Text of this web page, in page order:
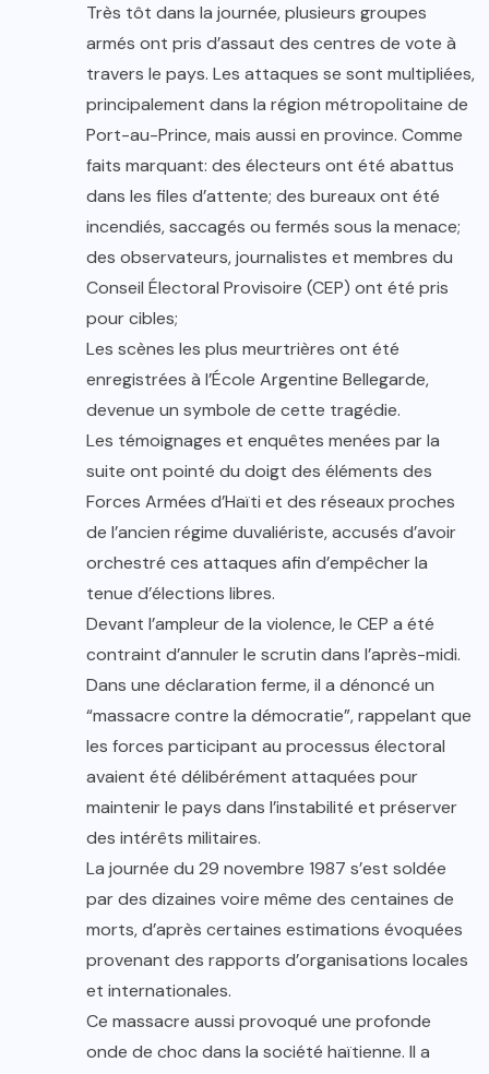
Très tôt dans la journée, plusieurs groupes
armés ont pris d’assaut des centres de vote à
travers le pays. Les attaques se sont multipliées,
principalement dans la région métropolitaine de
Port-au-Prince, mais aussi en province. Comme
faits marquant: des électeurs ont été abattus
dans les files d’attente; des bureaux ont été
incendiés, saccagés ou fermés sous la menace;
des observateurs, journalistes et membres du
Conseil Électoral Provisoire (CEP) ont été pris
pour cibles;
Les scènes les plus meurtrières ont été
enregistrées à l’École Argentine Bellegarde,
devenue un symbole de cette tragédie.
Les témoignages et enquêtes menées par la
suite ont pointé du doigt des éléments des
Forces Armées d’Haïti et des réseaux proches
de l’ancien régime duvaliériste, accusés d’avoir
orchestré ces attaques afin d’empêcher la
tenue d’élections libres.
Devant l’ampleur de la violence, le CEP a été
contraint d’annuler le scrutin dans l’après-midi.
Dans une déclaration ferme, il a dénoncé un
“massacre contre la démocratie”, rappelant que
les forces participant au processus électoral
avaient été délibérément attaquées pour
maintenir le pays dans l’instabilité et préserver
des intérêts militaires.
La journée du 29 novembre 1987 s’est soldée
par des dizaines voire même des centaines de
morts, d’après certaines estimations évoquées
provenant des rapports d’organisations locales
et internationales.
Ce massacre aussi provoqué une profonde
onde de choc dans la société haïtienne. Il a